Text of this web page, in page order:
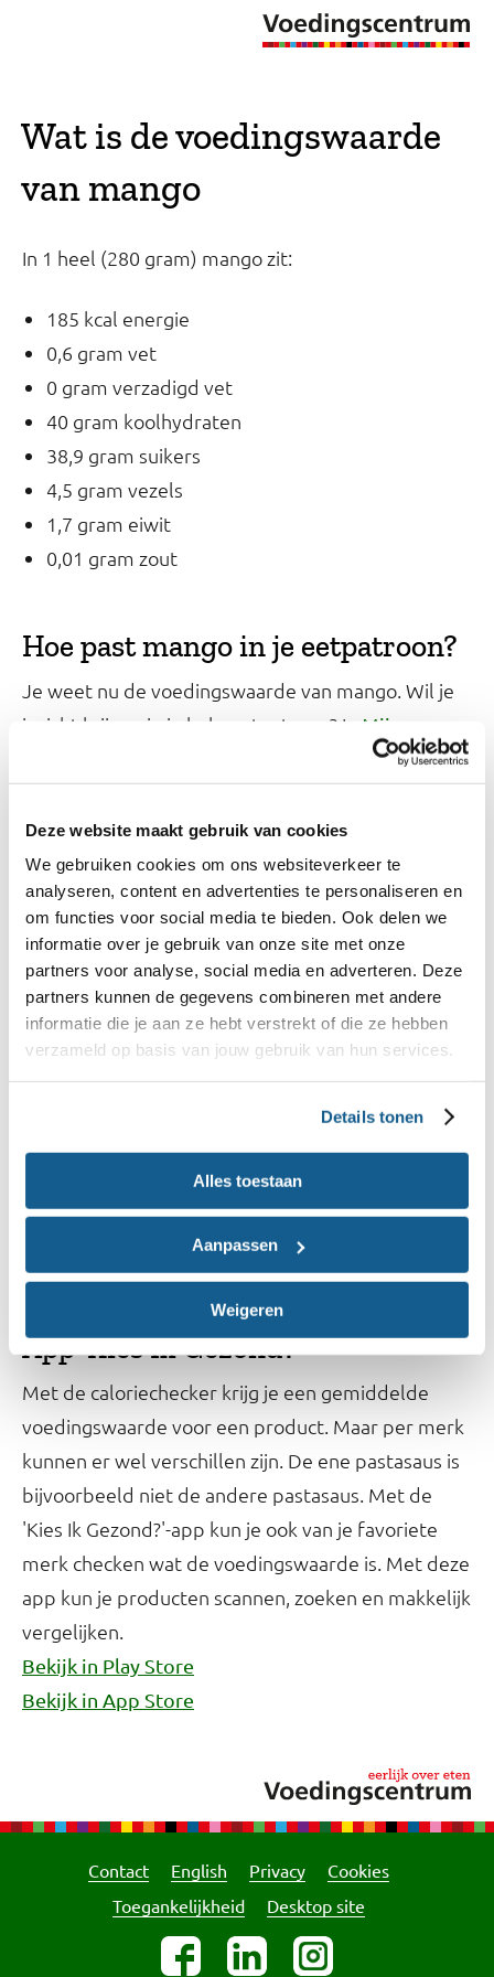
Deze website maakt gebruik van cookies
We gebruiken cookies om ons websiteverkeer te
analyseren, content en advertenties te personaliseren en
om functies voor social media te bieden. Ook delen we
informatie over je gebruik van onze site met onze
partners voor analyse, social media en adverteren. Deze
partners kunnen de gegevens combineren met andere
informatie die je aan ze hebt verstrekt of die ze hebben
verzameld op basis van jouw gebruik van hun services.
Details tonen
Alles toestaan
Aanpassen
Weigeren
Wat is de voedingswaarde
van mango
In 1 heel (280 gram) mango zit:
185 kcal energie
0,6 gram vet
0 gram verzadigd vet
40 gram koolhydraten
38,9 gram suikers
4,5 gram vezels
1,7 gram eiwit
0,01 gram zout
Hoe past mango in je eetpatroon?
Je weet nu de voedingswaarde van mango. Wil je
inzicht krijgen in je hele eetpatroon? In
Mijn
kun je langere tijd bijhouden wat je eet
en drinkt. Dit online dagboek berekent dan
hoeveel energie en voedingsstoffen je in totaal
binnenkrijgt.
Andere hoeveelheid of ander
product?
Wil je een andere hoeveelheid of eenheid kiezen
van mango? In de caloriechecker kun je dit
aanpassen. Ook kun je voor een heel ander product
Caloriechecker
App 'Kies Ik Gezond?'
Met de caloriechecker krijg je een gemiddelde
voedingswaarde voor een product. Maar per merk
kunnen er wel verschillen zijn. De ene pastasaus is
bijvoorbeeld niet de andere pastasaus. Met de
'Kies Ik Gezond?'-app kun je ook van je favoriete
merk checken wat de voedingswaarde is. Met deze
app kun je producten scannen, zoeken en makkelijk
vergelijken.
Bekijk in Play Store
Bekijk in App Store
Contact English Privacy
Cookies
Toegankelijkheid
Desktop site